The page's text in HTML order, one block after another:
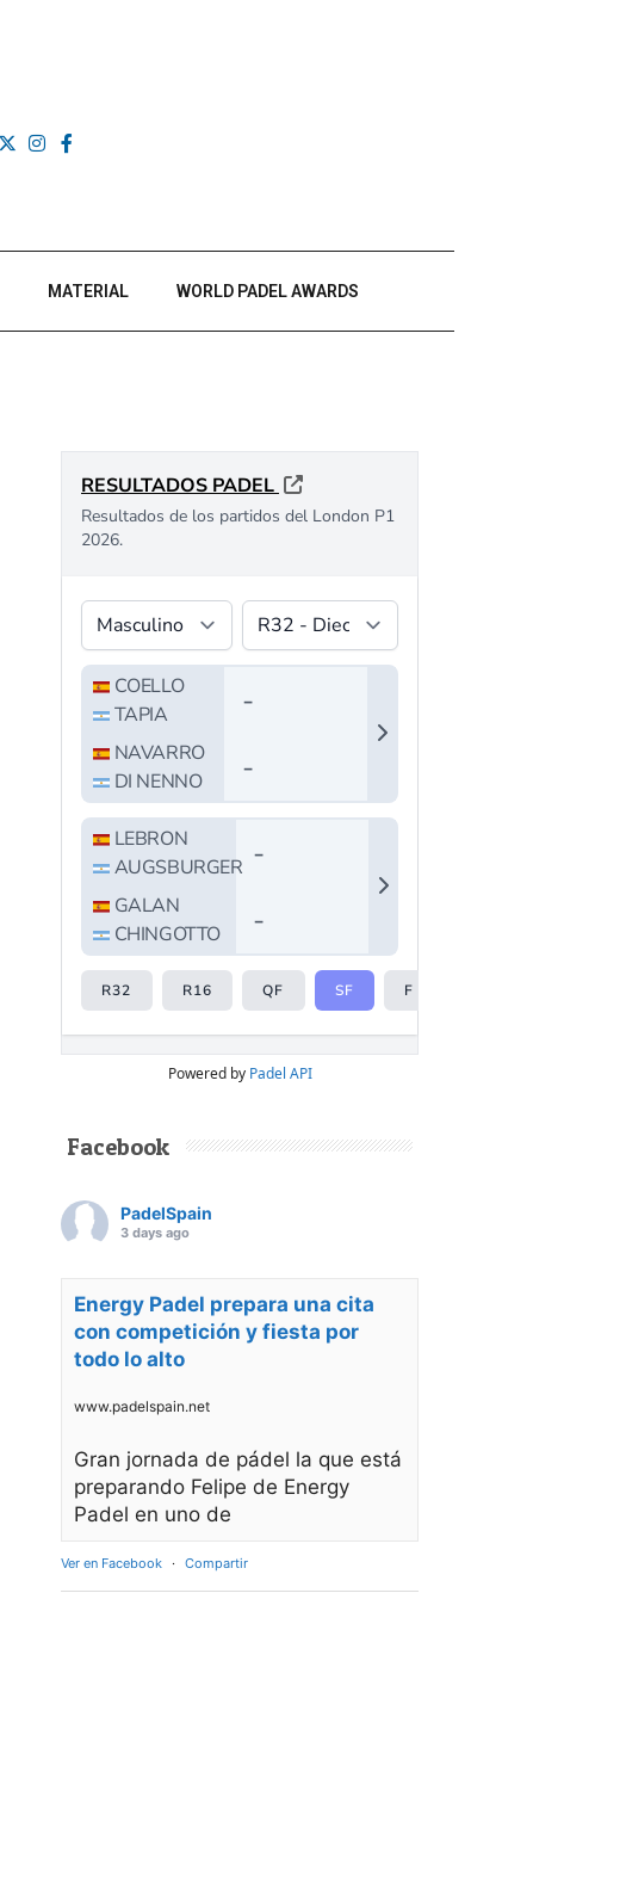
MATERIAL WORLD PADEL AWARDS
Powered by Padel API
Facebook
PadelSpain
3 days ago
Energy Padel prepara una cita
con competición y fiesta por
todo lo alto
www.padelspain.net
Gran jornada de pádel la que está
preparando Felipe de Energy
Padel en uno de
Ver en Facebook · Compartir